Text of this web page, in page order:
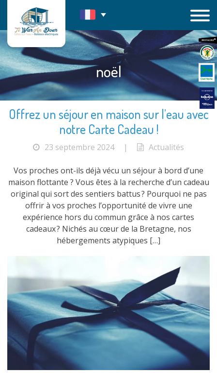
contenu
noël
Offrez un séjour en maison sur l’eau avec
notre Carte Cadeau !
23 septembre 2024 | Actualités
Vos proches ont-ils déjà vécu un séjour à bord d’une
maison flottante ? Vous êtes à la recherche d’un cadeau
original qui sort des sentiers battus ? Pourquoi ne pas
offrir à vos proches l’opportunité de vivre une
expérience hors du commun grâce à nos cartes
cadeaux ? Nichés au cœur de la Bretagne, nos
hébergements atypiques […]